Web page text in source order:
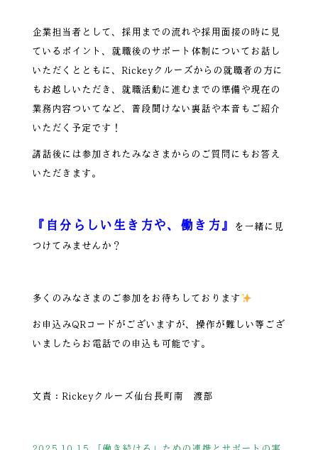
企業担当者として、採用までの流れや採用面接の時に見
ているポイント、就職後のサポート体制についてお話し
いただくとともに、Rickeyクルーズからの就職者の方に
もお越しいただき、就職活動に進むまでの準備や現在の
業務内容ついてなど、普段聞けない裏話や本音もご紹介
いただく予定です！
講話後には参加されたみなさまからのご質問にもお答え
いただきます。
『自分らしい生き方や、働き方』
を一緒に見
つけてみませんか？
多くのみなさまのご参加をお待ちしております
お申込みQRコードがございますが、操作が難しい等ござ
いましたらお電話での申込も可能です。
文責：Rickeyクルーズ仙台長町南 渡部